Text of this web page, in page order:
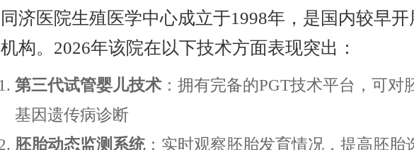
同济医院生殖医学中心成立于1998年，是国内较早
机构。2026年该院在以下技术方面表现突出：
第三代试管婴儿技术 ：拥有完备的PGT技术平台，可
基因遗传病诊断
胚胎动态监测系统：实时观察胚胎发育情况，提高胚胎